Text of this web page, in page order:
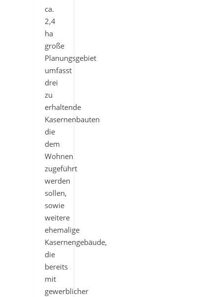
ca.
2,4
ha
große
Planungsgebiet
umfasst
drei
zu
erhaltende
Kasernenbauten
die
dem
Wohnen
zugeführt
werden
sollen,
sowie
weitere
ehemalige
Kasernengebäude,
die
bereits
mit
gewerblicher